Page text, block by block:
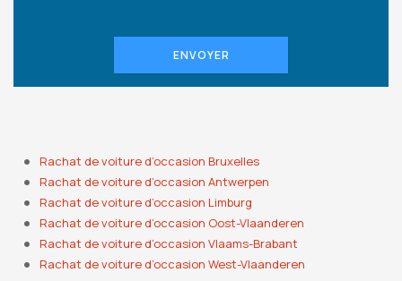
ENVOYER
Rachat de voiture d’occasion Bruxelles
Rachat de voiture d’occasion Antwerpen
Rachat de voiture d’occasion Limburg
Rachat de voiture d’occasion Oost-Vlaanderen
Rachat de voiture d’occasion Vlaams-Brabant
Rachat de voiture d’occasion West-Vlaanderen